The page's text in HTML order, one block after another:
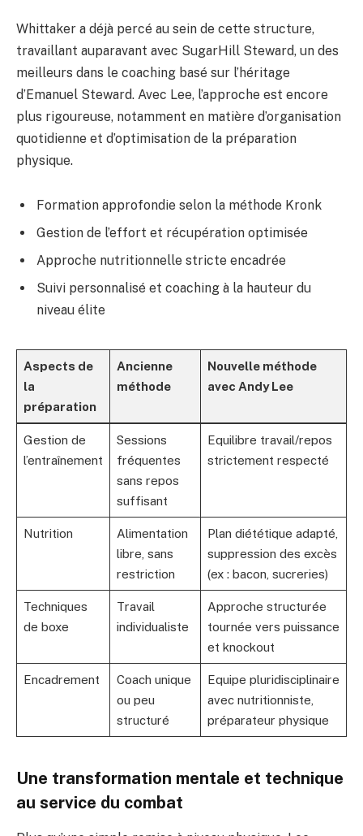
Whittaker a déjà percé au sein de cette structure,
travaillant auparavant avec SugarHill Steward, un des
meilleurs dans le coaching basé sur l’héritage
d’Emanuel Steward. Avec Lee, l’approche est encore
plus rigoureuse, notamment en matière d’organisation
quotidienne et d’optimisation de la préparation
physique.
Formation approfondie selon la méthode Kronk
Gestion de l’effort et récupération optimisée
Approche nutritionnelle stricte encadrée
Suivi personnalisé et coaching à la hauteur du
niveau élite
Aspects de
la
préparation
Ancienne
méthode
Nouvelle méthode
avec Andy Lee
Gestion de
l’entraînement
Sessions
fréquentes
sans repos
suffisant
Equilibre travail/repos
strictement respecté
Nutrition
Alimentation
libre, sans
restriction
Plan diététique adapté,
suppression des excès
(ex : bacon, sucreries)
Techniques
de boxe
Travail
individualiste
Approche structurée
tournée vers puissance
et knockout
Encadrement
Coach unique
ou peu
structuré
Equipe pluridisciplinaire
avec nutritionniste,
préparateur physique
Une transformation mentale et technique
au service du combat